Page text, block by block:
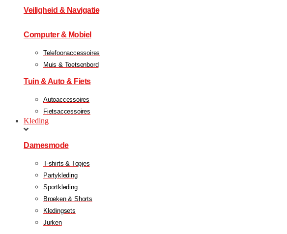
Veiligheid & Navigatie
Computer & Mobiel
Telefoonaccessoires
Muis & Toetsenbord
Tuin & Auto & Fiets
Autoaccessoires
Fietsaccessoires
Kleding
Damesmode
T-shirts & Topjes
Partykleding
Sportkleding
Broeken & Shorts
Kledingsets
Jurken